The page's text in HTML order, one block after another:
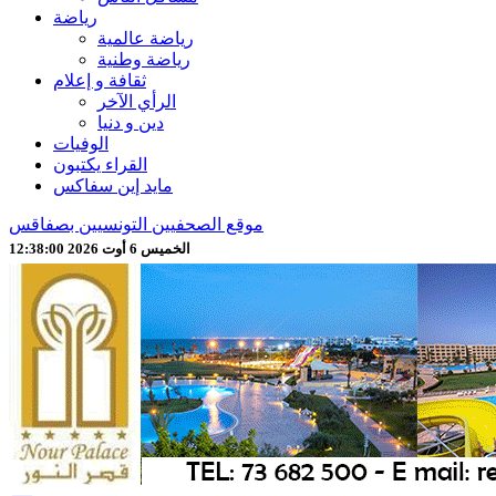
رياضة
رياضة عالمية
رياضة وطنية
ثقافة و إعلام
الرأي الآخر
دين و دنيا
الوفيات
القراء يكتبون
مايد إين سفاكس
موقع الصحفيين التونسيين بصفاقس
الخميس 6 أوت 2026 12:38:02